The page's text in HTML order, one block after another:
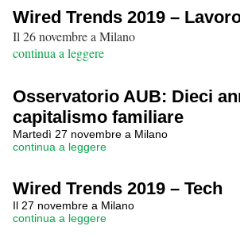
Wired Trends 2019 –
Il 26 novembre a Milano
continua a leggere
Osservatorio AUB: Dieci
capitalismo familiare
Martedì 27 novembre a Milano
continua a leggere
Wired Trends 2019 – Tech
Il 27 novembre a Milano
continua a leggere